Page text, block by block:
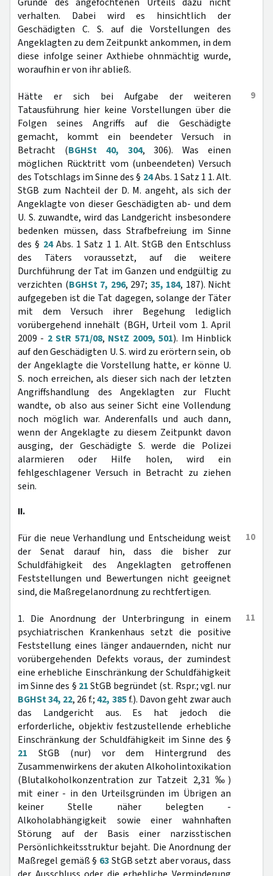
verhalten. Dabei wird es hinsichtlich der
Geschädigten C. S. auf die Vorstellungen des
Angeklagten zu dem Zeitpunkt ankommen, in dem
diese infolge seiner Axthiebe ohnmächtig wurde,
woraufhin er von ihr abließ.
9
Hätte er sich bei Aufgabe der weiteren
Tatausführung hier keine Vorstellungen über die
Folgen seines Angriffs auf die Geschädigte
gemacht, kommt ein beendeter Versuch in
Betracht (BGHSt 40, 304, 306). Was einen
möglichen Rücktritt vom (unbeendeten) Versuch
des Totschlags im Sinne des § 24Abs. 1 Satz 1 1. Alt.
StGB zum Nachteil der D. M. angeht, als sich der
Angeklagte von dieser Geschädigten ab- und dem
U. S. zuwandte, wird das Landgericht insbesondere
bedenken müssen, dass Strafbefreiung im Sinne
des § 24Abs. 1 Satz 1 1. Alt. StGB den Entschluss
des Täters voraussetzt, auf die weitere
Durchführung der Tat im Ganzen und endgültig zu
verzichten (BGHSt 7, 296, 297; 35, 184, 187). Nicht
aufgegeben ist die Tat dagegen, solange der Täter
mit dem Versuch ihrer Begehung lediglich
vorübergehend innehält (BGH, Urteil vom 1. April
2009 - 2 StR 571/08, NStZ 2009, 501). Im Hinblick
auf den Geschädigten U. S. wird zu erörtern sein, ob
der Angeklagte die Vorstellung hatte, er könne U.
S. noch erreichen, als dieser sich nach der letzten
Angriffshandlung des Angeklagten zur Flucht
wandte, ob also aus seiner Sicht eine Vollendung
noch möglich war. Anderenfalls und auch dann,
wenn der Angeklagte zu diesem Zeitpunkt davon
ausging, der Geschädigte S. werde die Polizei
alarmieren oder Hilfe holen, wird ein
fehlgeschlagener Versuch in Betracht zu ziehen
sein.
II.
10
Für die neue Verhandlung und Entscheidung weist
der Senat darauf hin, dass die bisher zur
Schuldfähigkeit des Angeklagten getroffenen
Feststellungen und Bewertungen nicht geeignet
sind, die Maßregelanordnung zu rechtfertigen.
11
1. Die Anordnung der Unterbringung in einem
psychiatrischen Krankenhaus setzt die positive
Feststellung eines länger andauernden, nicht nur
vorübergehenden Defekts voraus, der zumindest
eine erhebliche Einschränkung der Schuldfähigkeit
im Sinne des § 21StGB begründet (st. Rspr.; vgl. nur
BGHSt 34, 22, 26 f.;42, 385f.). Davon geht zwar auch
das Landgericht aus. Es hat jedoch die
erforderliche, objektiv festzustellende erhebliche
Einschränkung der Schuldfähigkeit im Sinne des §
21 StGB (nur) vor dem Hintergrund des
Zusammenwirkens der akuten Alkoholintoxikation
(Blutalkoholkonzentration zur Tatzeit 2,31 ‰)
mit einer - in den Urteilsgründen im Übrigen an
keiner Stelle näher belegten -
Alkoholabhängigkeit sowie einer wahnhaften
Störung auf der Basis einer narzisstischen
Persönlichkeitsstruktur bejaht. Die Anordnung der
Maßregel gemäß § 63StGB setzt aber voraus, dass